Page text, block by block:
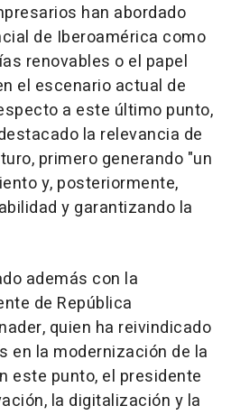
han abordado
de Iberoamérica como
renovables o el papel
el escenario actual de
a este último punto,
la relevancia de
primero generando "un
y, posteriormente,
y garantizando la
además con la
de República
quien ha reivindicado
en la modernización de la
este punto, el presidente
la digitalización y la